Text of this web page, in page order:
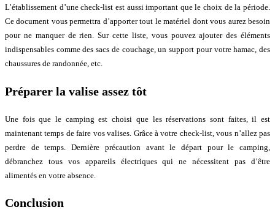
L’établissement d’une check-list est aussi important que le choix de la période.
Ce document vous permettra d’apporter tout le matériel dont vous aurez besoin
pour ne manquer de rien. Sur cette liste, vous pouvez ajouter des éléments
indispensables comme des sacs de couchage, un support pour votre hamac, des
chaussures de randonnée, etc.
Préparer la valise assez tôt
Une fois que le camping est choisi que les réservations sont faites, il est
maintenant temps de faire vos valises. Grâce à votre check-list, vous n’allez pas
perdre de temps. Dernière précaution avant le départ pour le camping,
débranchez tous vos appareils électriques qui ne nécessitent pas d’être
alimentés en votre absence.
Conclusion